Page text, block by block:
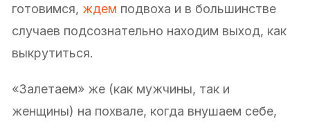
готовимся, ждем подвоха и в большинстве
случаев подсознательно находим выход, как
выкрутиться.
«Залетаем» же (как мужчины, так и
женщины) на похвале, когда внушаем себе,